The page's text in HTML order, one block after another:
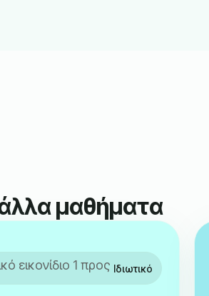
μαθήματα
Ιδιωτικό